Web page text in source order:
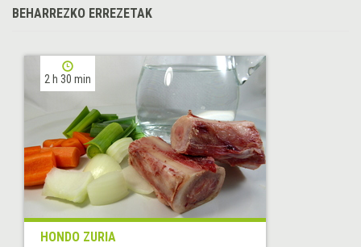
BEHARREZKO ERREZETAK
2 h 30 min
HONDO ZURIA